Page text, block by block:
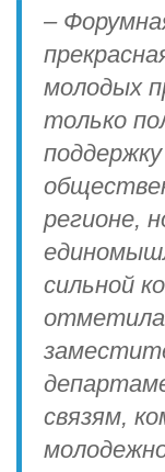
–
молодых
только
регионе,
сильной
отметила
связям,